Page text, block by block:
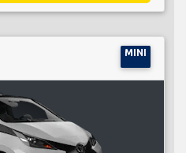
MINI